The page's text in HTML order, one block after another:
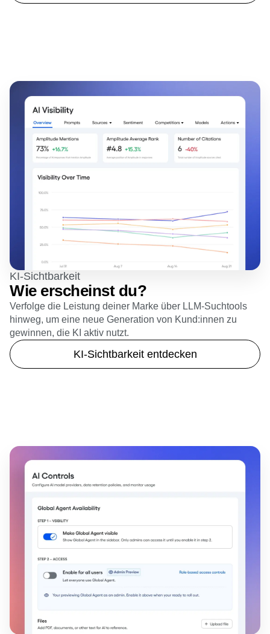
KI-Sichtbarkeit
Wie erscheinst du?
Verfolge die Leistung deiner Marke über LLM-Suchtools
hinweg, um eine neue Generation von Kund:innen zu
gewinnen, die KI aktiv nutzt.
KI-Sichtbarkeit entdecken